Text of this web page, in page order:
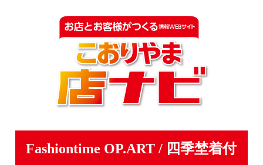
Fashiontime OP.ART / 四季埜着付